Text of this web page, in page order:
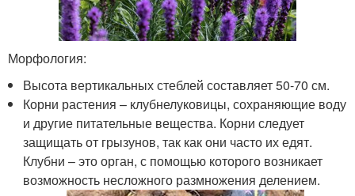
Морфология:
Высота вертикальных стеблей составляет 50-70 см.
Корни растения – клубнелуковицы, сохраняющие воду
и другие питательные вещества. Корни следует
защищать от грызунов, так как они часто их едят.
Клубни – это орган, с помощью которого возникает
возможность несложного размножения делением.